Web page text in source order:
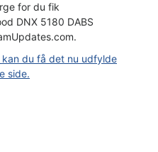
for du fik
DNX 5180 DABS
du få det nu udfylde
side.